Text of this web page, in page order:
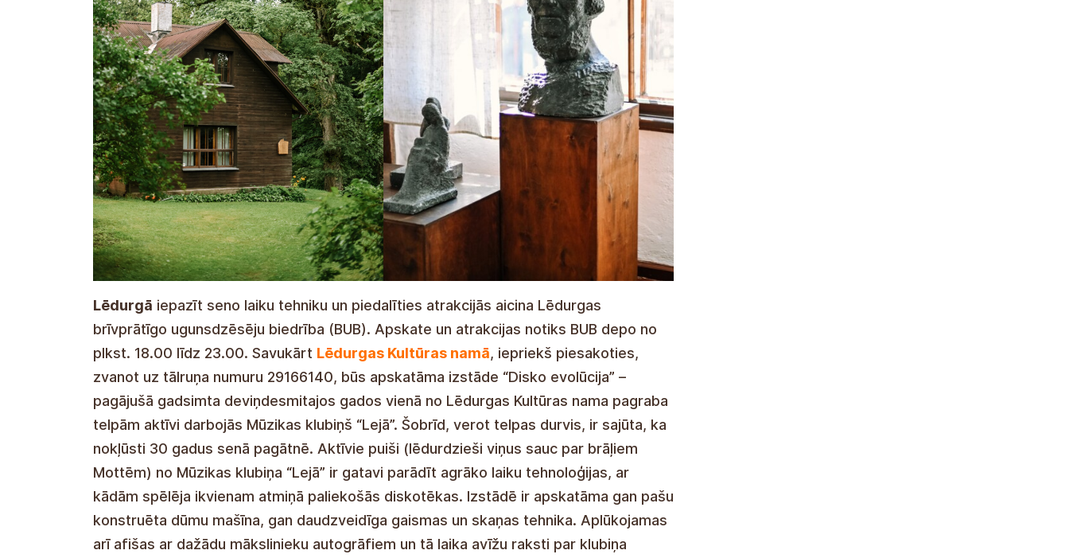
Lēdurgā iepazīt seno laiku tehniku un piedalīties atrakcijās aicina Lēdurgas
brīvprātīgo ugunsdzēsēju biedrība (BUB). Apskate un atrakcijas notiks BUB depo no
plkst. 18.00 līdz 23.00. Savukārt Lēdurgas Kultūras namā, iepriekš piesakoties,
zvanot uz tālruņa numuru 29166140, būs apskatāma izstāde “Disko evolūcija” –
pagājušā gadsimta deviņdesmitajos gados vienā no Lēdurgas Kultūras nama pagraba
telpām aktīvi darbojās Mūzikas klubiņš “Lejā”. Šobrīd, verot telpas durvis, ir sajūta, ka
nokļūsti 30 gadus senā pagātnē. Aktīvie puiši (lēdurdzieši viņus sauc par brāļiem
Mottēm) no Mūzikas klubiņa “Lejā” ir gatavi parādīt agrāko laiku tehnoloģijas, ar
kādām spēlēja ikvienam atmiņā paliekošās diskotēkas. Izstādē ir apskatāma gan pašu
konstruēta dūmu mašīna, gan daudzveidīga gaismas un skaņas tehnika. Aplūkojamas
arī afišas ar dažādu mākslinieku autogrāfiem un tā laika avīžu raksti par klubiņa